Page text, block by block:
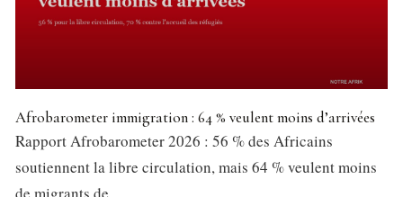
Afrobarometer immigration : 64 % veulent moins d’arrivées
Rapport Afrobarometer 2026 : 56 % des Africains
soutiennent la libre circulation, mais 64 % veulent moins